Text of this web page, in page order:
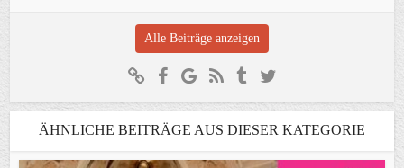
Alle Beiträge anzeigen
ÄHNLICHE BEITRÄGE AUS DIESER KATEGORIE